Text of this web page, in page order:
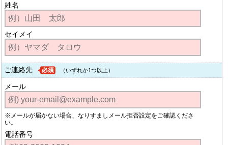
姓名
セイメイ
ご連絡先 （いずれか1つ以上）
メール
※メールが届かない場合、なりすましメール拒否設定をご確認くださ
い。
電話番号